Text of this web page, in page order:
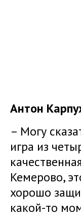
Антон
– Могу
игра из
Кемерово,
хорошо
какой-то